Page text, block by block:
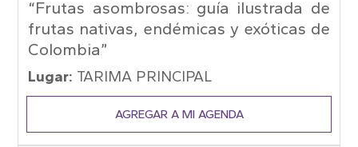
“Frutas asombrosas: guía ilustrada de
frutas nativas, endémicas y exóticas de
Colombia”
Lugar: TARIMA PRINCIPAL
AGREGAR A MI AGENDA